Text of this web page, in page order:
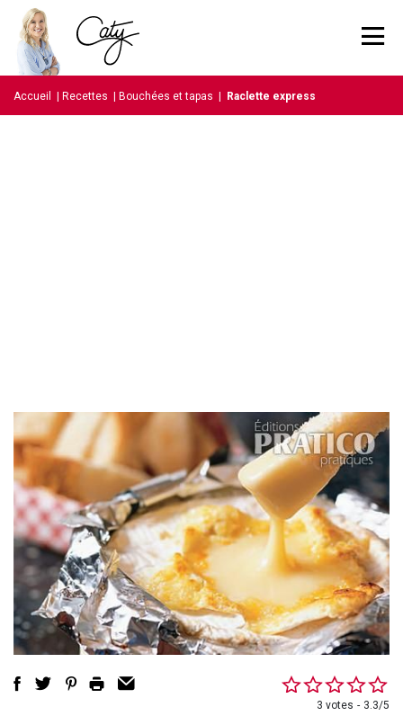
Accueil Recettes Bouchées et tapas Raclette express
3 votes 3.3/5